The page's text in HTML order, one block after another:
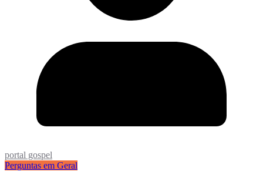
portal gospel
Perguntas em Geral